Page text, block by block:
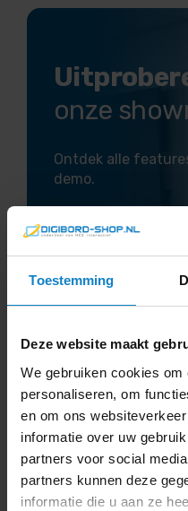
Toestemming
Deze website maakt
We gebruiken cookies
personaliseren, om
en om ons
informatie over uw
partners voor social
partners kunnen deze
informatie die u aan ze
onze
Ontdek alle
demo.
Reviews
5